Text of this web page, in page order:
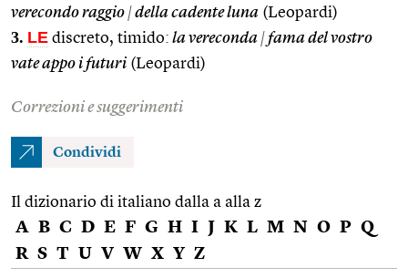
verecondo raggio |della cadente luna (Leopardi)
3. LE discreto, timido: la vereconda | fama del vostro
vate appo i futuri (Leopardi)
Correzioni e suggerimenti
Condividi
Il dizionario di italiano dalla a alla z
A B C D E F G H I J K L M N O P Q
R S T U V W X Y Z